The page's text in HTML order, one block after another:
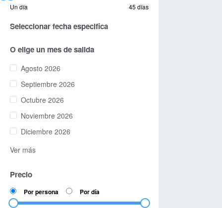
Un día 45 días
Seleccionar fecha especifica
O elige un mes de salida
Agosto 2026
Septiembre 2026
Octubre 2026
Noviembre 2026
Diciembre 2026
Ver más
Precio
Por persona Por día